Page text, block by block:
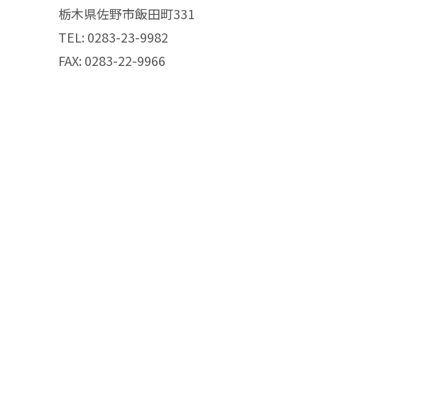
栃木県佐野市飯田町331
TEL: 0283-23-9982
FAX: 0283-22-9966